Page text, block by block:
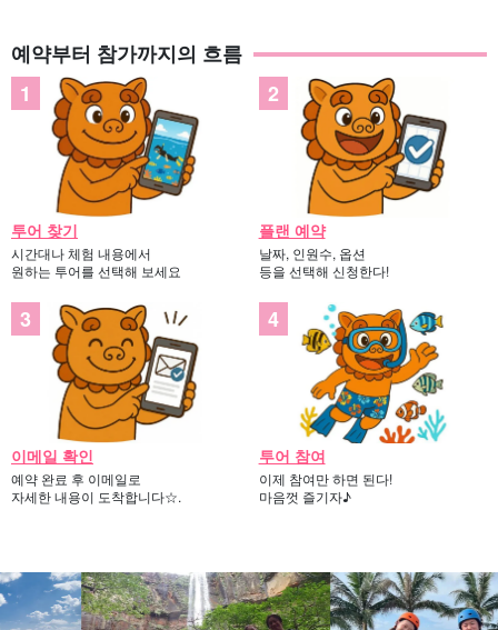
TV 프로그램 촬영 및 취재 지원 실적이 풍부하고, 섬의 문화와
자연을 잘 아는 가이드가 안내해 드립니다.
예약부터 참가까지의 흐름
투어 찾기
시간대나 체험 내용에서
원하는 투어를 선택해 보세요
플랜 예약
날짜, 인원수, 옵션
등을 선택해 신청한다!
이메일 확인
예약 완료 후 이메일로
자세한 내용이 도착합니다☆.
투어 참여
이제 참여만 하면 된다!
마음껏 즐기자♪